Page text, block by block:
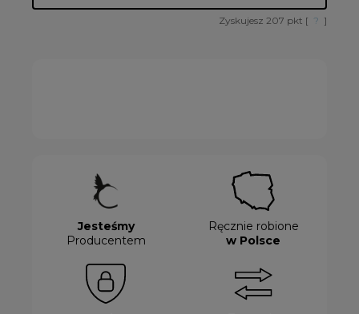
Zyskujesz 207 pkt [ ? ]
Jesteśmy
Producentem
Ręcznie robione
w Polsce